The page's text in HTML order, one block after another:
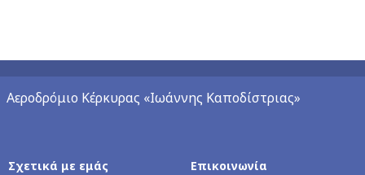
Αεροδρόμιο Κέρκυρας «Ιωάννης Καποδίστριας»
Σχετικά με εμάς
Επικοινωνία